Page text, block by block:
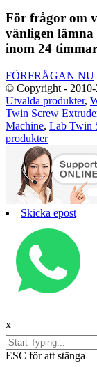
För frågor om
vänligen lämna
inom 24
FÖRFRÅGAN NU
© Copyright - 2010-
Utvalda produkter,
Twin Screw
Machine, Lab Twin
produkter
Skicka epost
x
ESC för att stänga